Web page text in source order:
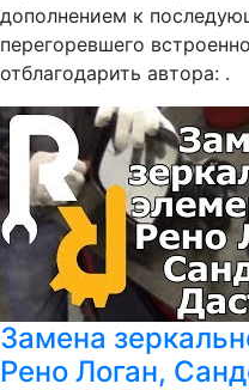
дополнением к
перегоревшего
отблагодарить автора: .
Замена
Рено Логан,